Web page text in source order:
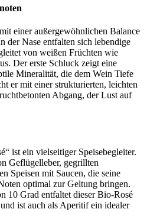
einer außergewöhnlichen Balance
der Nase entfalten sich lebendige
von weißen Früchten wie
Der erste Schluck zeigt eine
Mineralität, die dem Wein Tiefe
er mit einer strukturierten, leichten
Abgang, der Lust auf
ist ein vielseitiger Speisebegleiter.
Geflügelleber, gegrillten
Speisen mit Saucen, die seine
optimal zur Geltung bringen.
10 Grad entfaltet dieser Bio-Rosé
ist auch als Aperitif ein idealer